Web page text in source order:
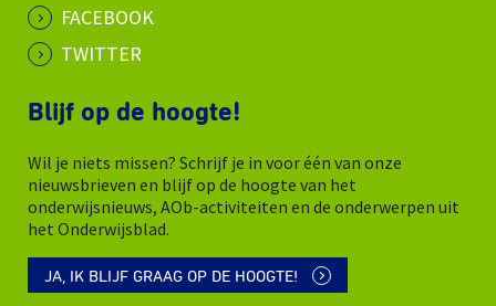
FACEBOOK
TWITTER
Blijf op de hoogte!
Wil je niets missen? Schrijf je in voor één van onze
nieuwsbrieven en blijf op de hoogte van het
onderwijsnieuws, AOb-activiteiten en de onderwerpen uit
het Onderwijsblad.
JA, IK BLIJF GRAAG OP DE HOOGTE!